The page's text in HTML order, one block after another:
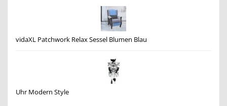
vidaXL Patchwork Relax Sessel Blumen Blau
Uhr Modern Style